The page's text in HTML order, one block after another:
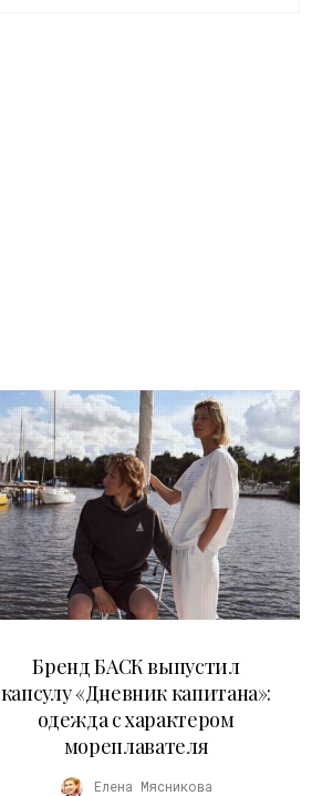
Бренд БАСК выпустил
капсулу «Дневник капитана»:
одежда с характером
мореплавателя
Елена Мясникова